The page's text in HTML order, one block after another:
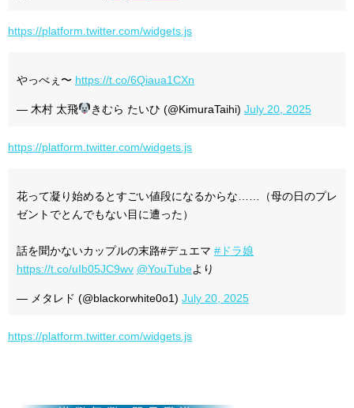
https://platform.twitter.com/widgets.js
やっべぇ〜 https://t.co/6Qiaua1CXn
— 木村 太飛 きむら たいひ (@KimuraTaihi) July 20, 2025
https://platform.twitter.com/widgets.js
花って凝り始めるとすごい値段になるからな……（母の日のプレ
ゼントでとんでもない目に遭った）
話を聞かないカップルの末路#デュエマ #ドラ娘
https://t.co/uIb05JC9wv @YouTubeより
— メタレド (@blackorwhite0o1) July 20, 2025
https://platform.twitter.com/widgets.js